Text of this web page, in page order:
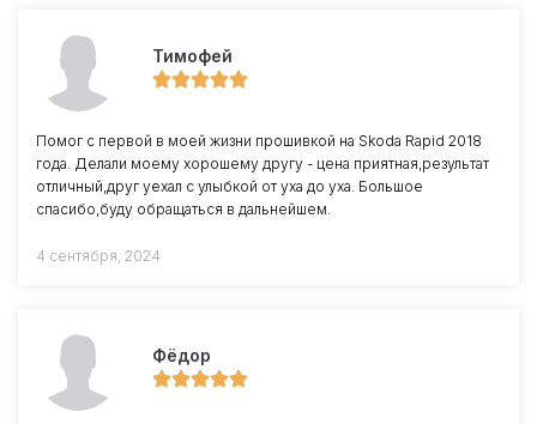
Тимофей
Помог с первой в моей жизни прошивкой на Skoda Rapid 2018
года. Делали моему хорошему другу - цена приятная,результат
отличный,друг уехал с улыбкой от уха до уха. Большое
спасибо,буду обращаться в дальнейшем.
4 сентября, 2024
Фёдор